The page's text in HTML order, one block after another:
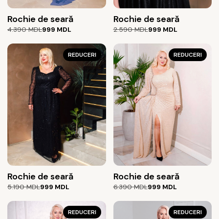
Rochie de seară
4.390MDL
Prețul
a
4.390 MDL.
999 MDL
Prețul
este:
Rochie de seară
2.590MDL
Prețul
a
fost:
2.590 MDL.
999 MDL
Prețul
este:
999 MDL.
REDUCERI
Rochie de seară
5.190MDL
Prețul
a
999 MDL
Prețul
este:
REDUCERI
Rochie de seară
6.390MDL
Prețul
a
999 MDL
Prețul
este:
REDUCERI REDUCERI